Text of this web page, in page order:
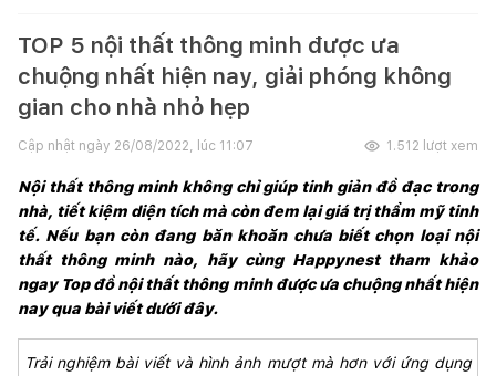
TOP 5 nội thất thông minh được ưa
chuộng nhất hiện nay, giải phóng không
gian cho nhà nhỏ hẹp
Cập nhật ngày 26/08/2022, lúc 11:07 1.512 lượt xem
Nội thất thông minh không chỉ giúp tinh giản đồ đạc trong
nhà, tiết kiệm diện tích mà còn đem lại giá trị thẩm mỹ tinh
tế. Nếu bạn còn đang băn khoăn chưa biết chọn loại nội
thất thông minh nào, hãy cùng Happynest tham khảo
ngay Top đồ nội thất thông minh được ưa chuộng nhất hiện
nay qua bài viết dưới đây.
Trải nghiệm bài viết và hình ảnh mượt mà hơn với ứng dụng